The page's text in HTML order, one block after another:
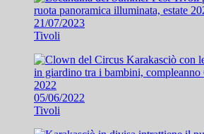
21/07/2023
Tivoli
05/06/2022
Tivoli